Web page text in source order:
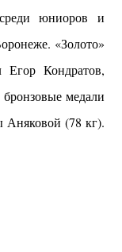
среди юниоров и
«Золото»
Егор Кондратов,
медали
Аняковой (78 кг).